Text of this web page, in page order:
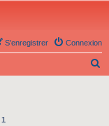
Connexion
S’enregistrer
1